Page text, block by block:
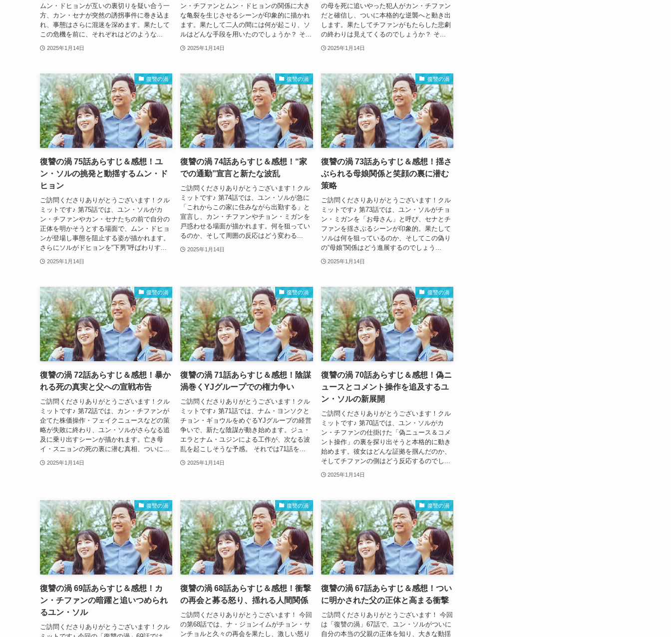
ムン・ドヒョンが互いの裏切りを疑い合う一
方、カン・セナが突然の誘拐事件に巻き込ま
れ、事態はさらに混迷を深めます。果たして
この危機を前に、それぞれはどのような...
2025年1月14日
ン・チファンとムン・ドヒョンの関係に大き
な亀裂を生じさせるシーンが印象的に描かれ
ます。果たして二人の間には何が起こり、ソ
ルはどんな手段を用いたのでしょうか？ そ...
2025年1月14日
の母を死に追いやった犯人がカン・チファン
だと確信し、ついに本格的な逆襲へと動き出
します。果たしてチファンがもたらした悲劇
の終わりは見えてくるのでしょうか？ そ...
2025年1月14日
復讐の渦
復讐の渦 75話あらすじ＆感想！ユ
ン・ソルの挑発と動揺するムン・ド
ヒョン
ご訪問くださりありがとうございます！クル
ミットです♪ 第75話では、ユン・ソルがカ
ン・チファンやカン・セナたちの前で自分の
正体を明かそうとする場面で、ムン・ドヒョ
ンが登場し事態を阻止する姿が描かれます。
さらにソルがドヒョンを“下男”呼ばわりす...
2025年1月14日
復讐の渦
復讐の渦 74話あらすじ＆感想！“家
での通勤”宣言と新たな波乱
ご訪問くださりありがとうございます！クル
ミットです♪ 第74話では、ユン・ソルが急に
「これからこの家に住みながら出勤する」と
宣言し、カン・チファンやチョン・ミガンを
戸惑わせる場面が描かれます。何を狙ってい
るのか、そして周囲の反応はどう変わる...
2025年1月14日
復讐の渦
復讐の渦 73話あらすじ＆感想！揺さ
ぶられる母娘関係と笑顔の裏に潜む
策略
ご訪問くださりありがとうございます！クル
ミットです♪ 第73話では、ユン・ソルがチョ
ン・ミガンを「お母さん」と呼び、セナとチ
ファンを揺さぶるシーンが印象的。果たして
ソルは何を狙っているのか、そしてこの偽り
の“母娘”関係はどう進展するのでしょう...
2025年1月14日
復讐の渦
復讐の渦 72話あらすじ＆感想！暴か
れる死の真実と父への宣戦布告
ご訪問くださりありがとうございます！クル
ミットです♪ 第72話では、カン・チファンが
企てた株価操作・フェイクニュースなどの策
略が失敗に終わり、ユン・ソルがさらなる追
及に乗り出すシーンが描かれます。亡き母
イ・スニョンの死の裏に潜む真相、ついに...
2025年1月14日
復讐の渦
復讐の渦 71話あらすじ＆感想！陰謀
渦巻くYJグループでの権力争い
ご訪問くださりありがとうございます！クル
ミットです♪ 第71話では、ナム・ヨンソクと
チョン・ギョウルをめぐるYJグループの経営
争いで、新たな陰謀が動き始めます。ジュ・
エラとナム・ユジンによる工作が、次なる波
乱を起こしそうな予感。 それでは71話を...
2025年1月14日
復讐の渦
復讐の渦 70話あらすじ＆感想！偽ニ
ュースとコメント操作を追及するユ
ン・ソルの新展開
ご訪問くださりありがとうございます！クル
ミットです♪ 第70話では、ユン・ソルがカ
ン・チファンの仕掛けた「偽ニュース＆コメ
ント操作」の裏を探り出そうと本格的に動き
始めます。彼女はどんな証拠を掴んだのか、
そしてチファンの側はどう反応するのでし...
2025年1月14日
復讐の渦
復讐の渦 69話あらすじ＆感想！カ
ン・チファンの暗躍と追いつめられ
るユン・ソル
ご訪問くださりありがとうございます！クル
復讐の渦
復讐の渦 68話あらすじ＆感想！衝撃
の再会と募る怒り、揺れる人間関係
ご訪問くださりありがとうございます！ 今回
の第68話では、ナ・ジョンイムがチョン・サ
ンチョルと久々の再会を果たし、激しい怒り
復讐の渦
復讐の渦 67話あらすじ＆感想！つい
に明かされた父の正体と高まる衝撃
ご訪問くださりありがとうございます！ 今回
は「復讐の渦」67話で、ユン・ソルがついに
自分の本当の父親の正体を知り、大きな動揺